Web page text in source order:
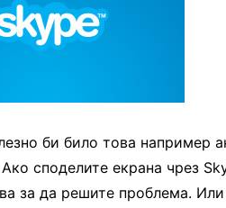
би било това например
споделите екрана чрез
за да решите проблема.